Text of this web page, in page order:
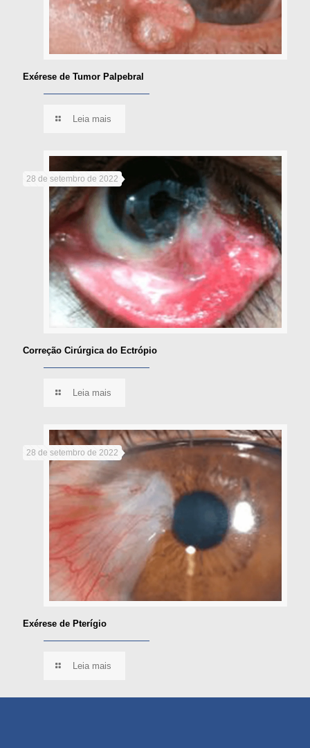
Exérese de Tumor Palpebral
Leia mais
28 de setembro de 2022
Correção Cirúrgica do Ectrópio
Leia mais
28 de setembro de 2022
Exérese de Pterígio
Leia mais